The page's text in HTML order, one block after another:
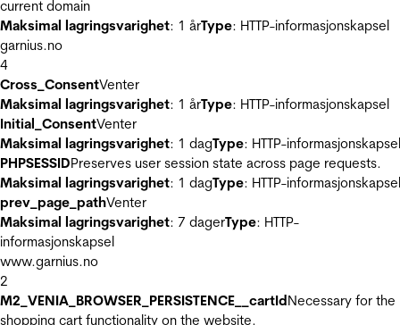
current domain
Maksimal lagringsvarighet: 1 årType: HTTP-informasjonskapsel
garnius.no
4
Cross_ConsentVenter
Maksimal lagringsvarighet: 1 årType: HTTP-informasjonskapsel
Initial_ConsentVenter
Maksimal lagringsvarighet: 1 dagType: HTTP-informasjonskapsel
PHPSESSIDPreserves user session state across page requests.
Maksimal lagringsvarighet: 1 dagType: HTTP-informasjonskapsel
prev_page_pathVenter
Maksimal lagringsvarighet: 7 dagerType: HTTP-
informasjonskapsel
www.garnius.no
2
M2_VENIA_BROWSER_PERSISTENCE__cartIdNecessary for the
shopping cart functionality on the website.